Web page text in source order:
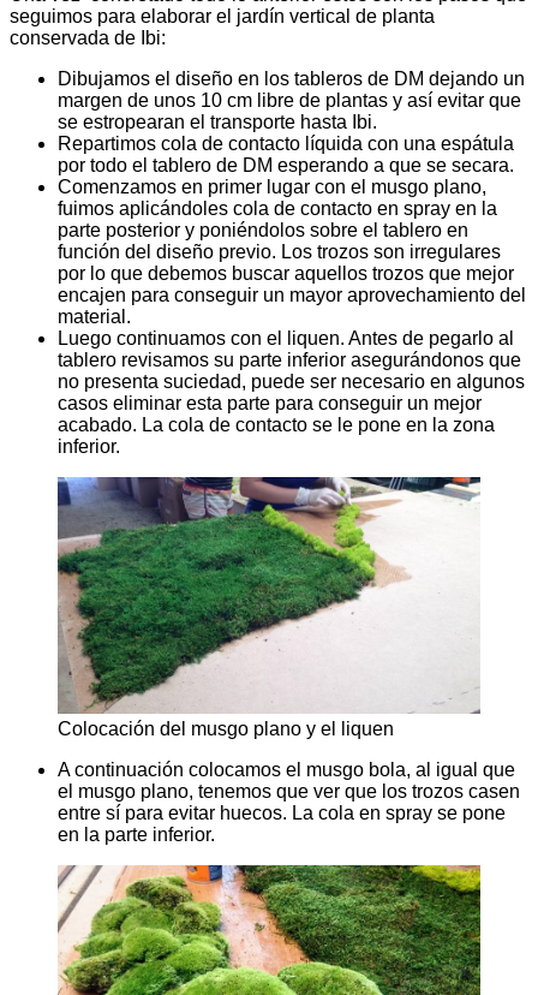
seguimos para elaborar el jardín vertical de planta
conservada de Ibi:
Dibujamos el diseño en los tableros de DM dejando un
margen de unos 10 cm libre de plantas y así evitar que
se estropearan el transporte hasta Ibi.
Repartimos cola de contacto líquida con una espátula
por todo el tablero de DM esperando a que se secara.
Comenzamos en primer lugar con el musgo plano,
fuimos aplicándoles cola de contacto en spray en la
parte posterior y poniéndolos sobre el tablero en
función del diseño previo. Los trozos son irregulares
por lo que debemos buscar aquellos trozos que mejor
encajen para conseguir un mayor aprovechamiento del
material.
Luego continuamos con el liquen. Antes de pegarlo al
tablero revisamos su parte inferior asegurándonos que
no presenta suciedad, puede ser necesario en algunos
casos eliminar esta parte para conseguir un mejor
acabado. La cola de contacto se le pone en la zona
inferior.
Colocación del musgo plano y el liquen
A continuación colocamos el musgo bola, al igual que
el musgo plano, tenemos que ver que los trozos casen
entre sí para evitar huecos. La cola en spray se pone
en la parte inferior.